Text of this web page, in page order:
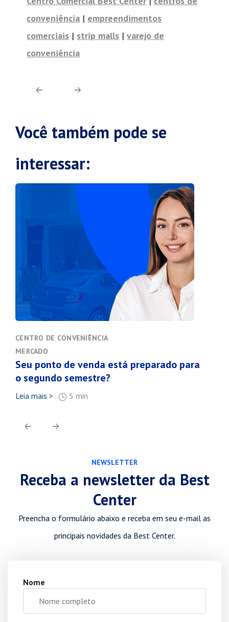
conveniência | empreendimentos
comerciais | strip malls |varejo de
conveniência
post
anterior
Você também pode se
interessar:
CENTRO DE CONVENIÊNCIA
MERCADO
Seu ponto de venda está preparado para
o segundo semestre?
Leia mais > . 5 min
NEWSLETTER
Receba a newsletter da Best
Center
Preencha o formulário abaixo e receba em seu e-mail as
principais novidades da Best Center.
Nome